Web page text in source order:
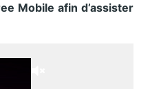
Mobile afin d’assister